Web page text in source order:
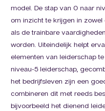
model. De stap van 0 naar
om inzicht te krijgen in
als de trainbare
worden. Uiteindelijk helpt
elementen van leiderschap
niveau-5 leiderschap,
het bedrijfsleven zijn een
combineren dit met reeds
bijvoorbeeld het dienend